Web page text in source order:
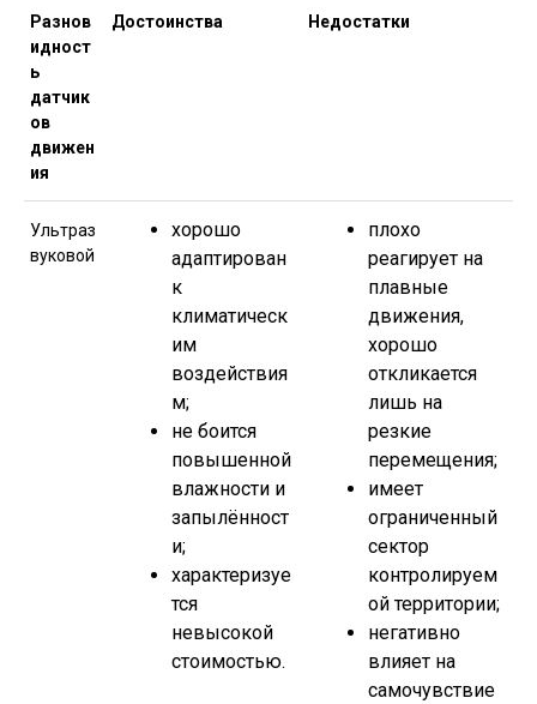
Разнов
идност
ь
датчик
ов
движен
ия
Достоинства Недостатки
Ультраз
вуковой
хорошо
адаптирован
к
климатическ
им
воздействия
м;
не боится
повышенной
влажности и
запылённост
и;
характеризуе
тся
невысокой
стоимостью.
плохо
реагирует на
плавные
движения,
хорошо
откликается
лишь на
резкие
перемещения;
имеет
ограниченный
сектор
контролируем
ой территории;
негативно
влияет на
самочувствие